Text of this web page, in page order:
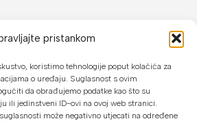
pristankom
koristimo tehnologije poput kolačića za
o uređaju. Suglasnost s ovim
da obrađujemo podatke kao što su
ili jedinstveni ID-ovi na ovoj web stranici.
može negativno utjecati na određene
platiti:
jednokratno ili do 24 rate